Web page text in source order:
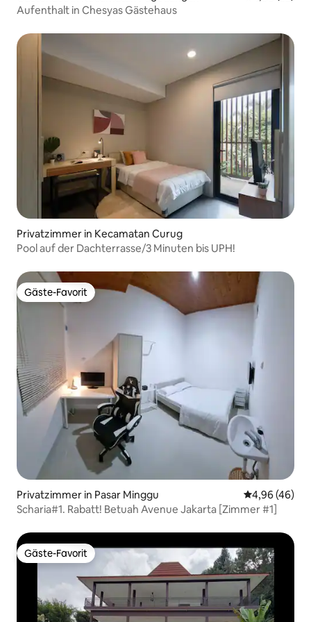
Aufenthalt in Chesyas Gästehaus
Privatzimmer in Kecamatan Curug
Pool auf der Dachterrasse/3 Minuten bis UPH!
Gäste-Favorit
Gäste-Favorit
Privatzimmer in Pasar Minggu
4,96 (46)
Scharia#1. Rabatt! Betuah Avenue Jakarta [Zimmer #1]
Gäste-Favorit
Gäste-Favorit